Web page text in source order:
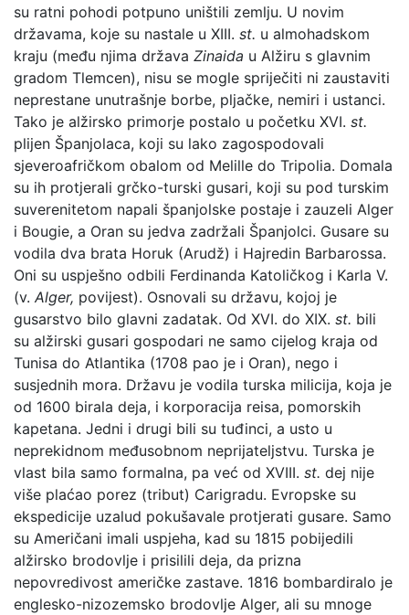
su ratni pohodi potpuno uništili zemlju. U novim
državama, koje su nastale u XIII. st. u almohadskom
kraju (među njima država Zinaida u Alžiru s glavnim
gradom Tlemcen), nisu se mogle spriječiti ni zaustaviti
neprestane unutrašnje borbe, pljačke, nemiri i ustanci.
Tako je alžirsko primorje postalo u početku XVI. st.
plijen Španjolaca, koji su lako zagospodovali
sjeveroafričkom obalom od Melille do Tripolia. Domala
su ih protjerali grčko-turski gusari, koji su pod turskim
suverenitetom napali španjolske postaje i zauzeli Alger
i Bougie, a Oran su jedva zadržali Španjolci. Gusare su
vodila dva brata Horuk (Arudž) i Hajredin Barbarossa.
Oni su uspješno odbili Ferdinanda Katoličkog i Karla V.
(v. Alger, povijest). Osnovali su državu, kojoj je
gusarstvo bilo glavni zadatak. Od XVI. do XIX. st. bili
su alžirski gusari gospodari ne samo cijelog kraja od
Tunisa do Atlantika (1708 pao je i Oran), nego i
susjednih mora. Državu je vodila turska milicija, koja je
od 1600 birala deja, i korporacija reisa, pomorskih
kapetana. Jedni i drugi bili su tuđinci, a usto u
neprekidnom međusobnom neprijateljstvu. Turska je
vlast bila samo formalna, pa već od XVIII. st. dej nije
više plaćao porez (tribut) Carigradu. Evropske su
ekspedicije uzalud pokušavale protjerati gusare. Samo
su Američani imali uspjeha, kad su 1815 pobijedili
alžirsko brodovlje i prisilili deja, da prizna
nepovredivost američke zastave. 1816 bombardiralo je
englesko-nizozemsko brodovlje Alger, ali su mnoge